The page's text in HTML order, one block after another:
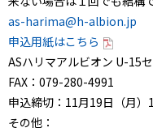
as-harima@h-albion.jp
申込用紙はこちら
ASハリマアルビオン U-15
FAX：079-280-4991
申込締切：11月19日（月）
その他：